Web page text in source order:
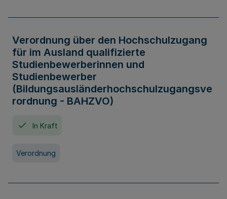
Verordnung über den Hochschulzugang
für im Ausland qualifizierte
Studienbewerberinnen und
Studienbewerber
(Bildungsausländerhochschulzugangsve
rordnung - BAHZVO)
In Kraft
Verordnung